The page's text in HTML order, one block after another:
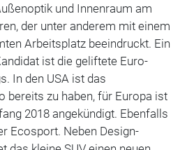
und Innenraum am
der unter anderem mit einem
Arbeitsplatz beeindruckt. Ein
ist die geliftete Euro-
In den USA ist das
bereits zu haben, für Europa ist
2018 angekündigt. Ebenfalls
Ecosport. Neben Design-